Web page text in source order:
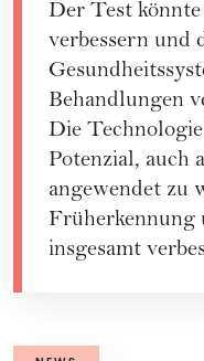
Der Test
verbessern und
Behandlungen
Die
Potenzial, auch
angewendet zu
Früherkennung
insgesamt